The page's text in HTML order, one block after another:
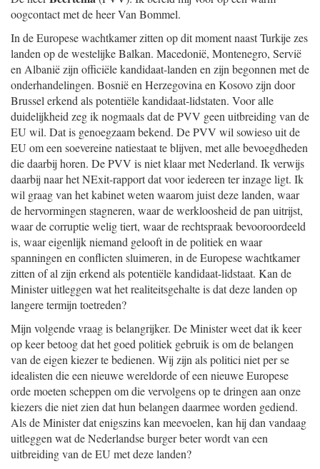
oogcontact met de heer Van Bommel.
In de Europese wachtkamer zitten op dit moment naast Turkije zes
landen op de westelijke Balkan. Macedonië, Montenegro, Servië
en Albanië zijn officiële kandidaat-landen en zijn begonnen met de
onderhandelingen. Bosnië en Herzegovina en Kosovo zijn door
Brussel erkend als potentiële kandidaat-lidstaten. Voor alle
duidelijkheid zeg ik nogmaals dat de PVV geen uitbreiding van de
EU wil. Dat is genoegzaam bekend. De PVV wil sowieso uit de
EU om een soevereine natiestaat te blijven, met alle bevoegdheden
die daarbij horen. De PVV is niet klaar met Nederland. Ik verwijs
daarbij naar het NExit-rapport dat voor iedereen ter inzage ligt. Ik
wil graag van het kabinet weten waarom juist deze landen, waar
de hervormingen stagneren, waar de werkloosheid de pan uitrijst,
waar de corruptie welig tiert, waar de rechtspraak bevooroordeeld
is, waar eigenlijk niemand gelooft in de politiek en waar
spanningen en conflicten sluimeren, in de Europese wachtkamer
zitten of al zijn erkend als potentiële kandidaat-lidstaat. Kan de
Minister uitleggen wat het realiteitsgehalte is dat deze landen op
langere termijn toetreden?
Mijn volgende vraag is belangrijker. De Minister weet dat ik keer
op keer betoog dat het goed politiek gebruik is om de belangen
van de eigen kiezer te bedienen. Wij zijn als politici niet per se
idealisten die een nieuwe wereldorde of een nieuwe Europese
orde moeten scheppen om die vervolgens op te dringen aan onze
kiezers die niet zien dat hun belangen daarmee worden gediend.
Als de Minister dat enigszins kan meevoelen, kan hij dan vandaag
uitleggen wat de Nederlandse burger beter wordt van een
uitbreiding van de EU met deze landen?